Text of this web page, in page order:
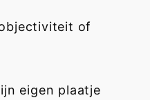
of
eigen plaatje